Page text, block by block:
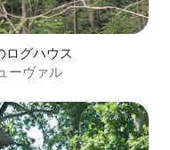
ログハウス
ーヴァル